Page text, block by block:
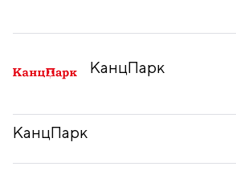
КанцПарк
КанцПарк